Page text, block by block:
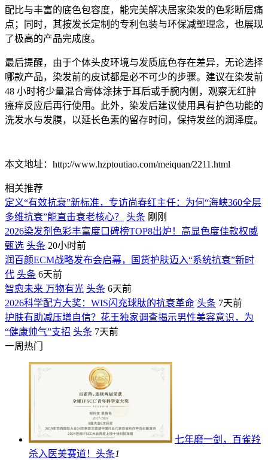
配比与丰富的底色包容度，能完美解决居家染发的色彩断层痛
点；同时，其按发长定制的专利包装与环保减塑理念，也展现
了极高的产品完成度。
最后提醒，由于个体头皮环境与发质底色存在差异，无论选择
哪款产品，染发前的皮试都是必不可少的步骤。建议在染发前
48 小时将少量混合膏体涂抹于耳后或手腕内侧，观察无红肿
瘙痒反应后再行使用。此外，染发后建议使用具有护色功能的
洗发水与发膜，以延长色素的留存时间，保持发丝的润泽度。
本文地址：http://www.hzptoutiao.com/meiquan/2211.html
相关推荐
定义“有效抗衰”新标准，专访尚春红主任：为何“海峡360全层
多维抗衰”能直击衰老核心？
头条 刚刚
2026染发剂色彩丰富度口碑榜TOP8出炉！高显色度佳款权威
甄选 头条 20小时前
润百颜ECM战略发布会启幕，国货护肤迈入“系统抗衰”新时
代 头条 6天前
智愈未来 万物有光 头条 6天前
2026科学配方大奖：WIS闪充球肽的抗衰革命 头条 7天前
护肤有助减压增自信？花王独家调查揭示男性美容意识，为
“健康帅气”支招 头条 7天前
一周热门
七年磨一剑，百雀羚
杀入医美赛道！ 头条1